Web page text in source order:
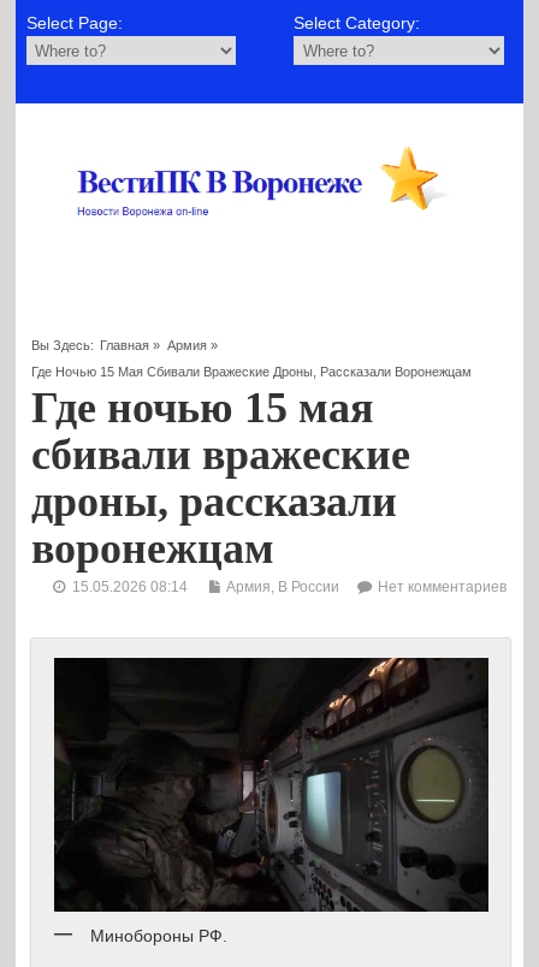
Select Page: Select Category:
Вы Здесь: Главная » Армия»
Где Ночью 15 Мая Сбивали Вражеские Дроны, Рассказали Воронежцам
Где ночью 15 мая
сбивали вражеские
дроны, рассказали
воронежцам
15.05.2026 08:14 Армия В России Нет комментариев
Минобороны РФ.